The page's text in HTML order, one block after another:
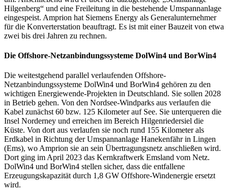
Hilgenberg“ und eine Freileitung in die bestehende Umspannanlage
eingespeist. Amprion hat Siemens Energy als Generalunternehmer
für die Konverterstation beauftragt. Es ist mit einer Bauzeit von etwa
zwei bis drei Jahren zu rechnen.
Die Offshore-Netzanbindungssysteme DolWin4 und BorWin4
Die weitestgehend parallel verlaufenden Offshore-
Netzanbindungssysteme DolWin4 und BorWin4 gehören zu den
wichtigen Energiewende-Projekten in Deutschland. Sie sollen 2028
in Betrieb gehen. Von den Nordsee-Windparks aus verlaufen die
Kabel zunächst 60 bzw. 125 Kilometer auf See. Sie unterqueren die
Insel Norderney und erreichen im Bereich Hilgenriedersiel die
Küste. Von dort aus verlaufen sie noch rund 155 Kilometer als
Erdkabel in Richtung der Umspannanlage Hanekenfähr in Lingen
(Ems), wo Amprion sie an sein Übertragungsnetz anschließen wird.
Dort ging im April 2023 das Kernkraftwerk Emsland vom Netz.
DolWin4 und BorWin4 stellen sicher, dass die entfallene
Erzeugungskapazität durch 1,8 GW Offshore-Windenergie ersetzt
wird.